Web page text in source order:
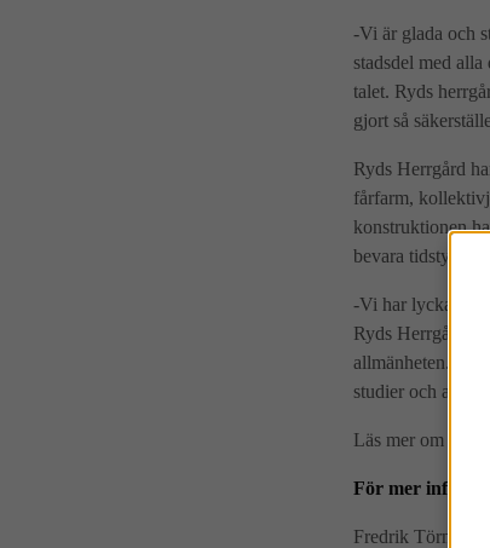
-Vi är glada och
stadsdel med
talet. Ryds
gjort så
Ryds Herrgård
fårfarm,
konstruktionen
bevara tidstypiska
-Vi har lyckats
Ryds Herrgård,
allmänheten. En
studier och att
Läs mer om
För mer
Fredrik